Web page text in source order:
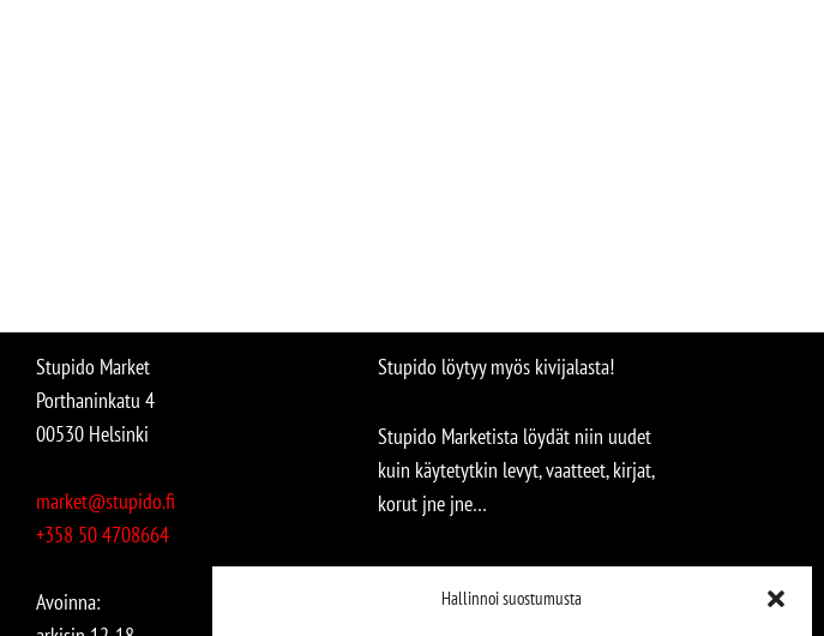
Hallinnoi suostumusta
Stupido Market
Porthaninkatu 4
00530 Helsinki
market@stupido.fi
+358 50 4708664
Avoinna:
Stupido löytyy myös kivijalasta!
Stupido Marketista löydät niin uudet
kuin käytetytkin levyt, vaatteet, kirjat,
korut jne jne…